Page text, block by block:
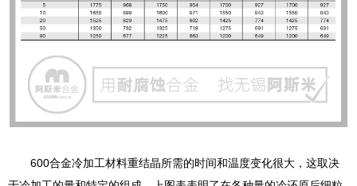
600合金冷加工材料重结晶所需的时间和温度变化很大，这取决